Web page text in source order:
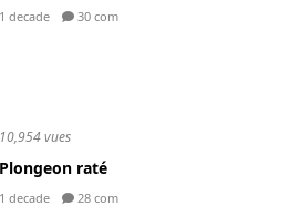
1 decade 30 com
10,954 vues
Plongeon raté
1 decade 28 com